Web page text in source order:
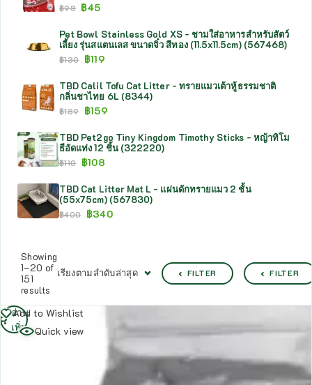
฿98 ฿45
Pet Bowl Stainless Gold XS - ชามใส่อาหารสำหรับสัตว์
เลี้ยง รุ่นสแตนเลส ขนาดจิ๋ว สีทอง (11.5x11.5cm) (567468)
฿130 ฿119
TBD Calil Tofu Cat Litter - ทรายแมวเต้าหู้ธรรมชาติ
กลิ่นชาไทย 6L (8344)
฿189 ฿159
TBD Pet2go Tiny Kingdom Timothy Sticks - หญ้าทิโม
ธีอัดแท่ง 12 ชิ้น (322220)
฿110 ฿108
TBD Cat Litter Mat L - แผ่นดักทรายแมว 2 ชั้น
(55x75cm) (567830)
฿400 ฿340
Showing
1–20 of
151
results
เรียงตามลำดับล่าสุด FILTER FILTER
Add to Wishlist
Quick view
อ่าน
เพิ่ม